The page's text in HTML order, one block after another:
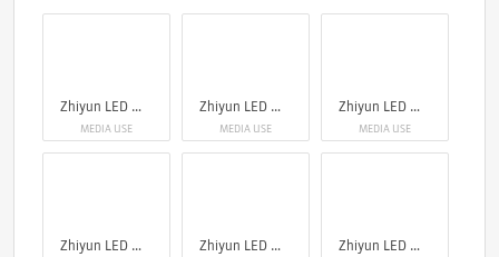
Zhiyun LED Molus X60
MEDIA USE
Zhiyun LED Molus X60
MEDIA USE
Zhiyun LED Molus X60
MEDIA USE
Zhiyun LED Molus X60 Zhiyun LED Molus X60 Zhiyun LED Molus X60